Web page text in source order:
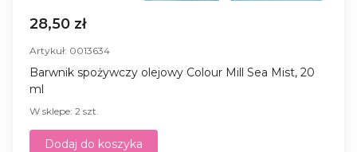
28,50 zł
Artykuł: 0013634
Barwnik spożywczy olejowy Colour Mill Sea Mist, 20
ml
W sklepe: 2 szt.
Dodaj do koszyka